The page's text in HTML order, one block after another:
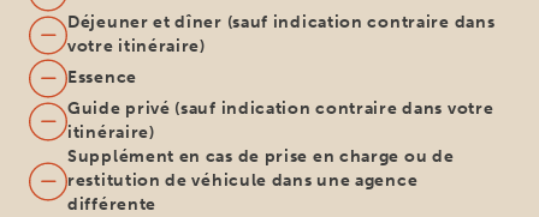
Déjeuner et dîner (sauf indication contraire dans
votre itinéraire)
Essence
Guide privé (sauf indication contraire dans votre
itinéraire)
Supplément en cas de prise en charge ou de
restitution de véhicule dans une agence
différente